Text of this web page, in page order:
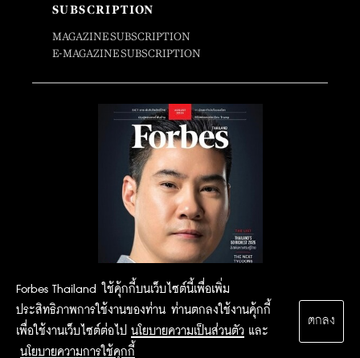
Forbes Thailand ใช้คุ้กกี้บนเว็บไซต์นี้เพื่อเพิ่ม
ประสิทธิภาพการใช้งานของท่าน ท่านตกลงใช้งานคุ้กกี้
เพื่อใช้งานเว็บไซต์ต่อไป นโยบายความเป็นส่วนตัว และ
นโยบายความการใช้คุกกี้
ตกลง
SUBSCRIPTION
MAGAZINE SUBSCRIPTION
E-MAGAZINE SUBSCRIPTION